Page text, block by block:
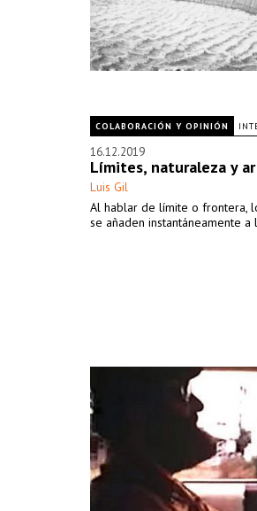
COLABORACIÓN Y OPINIÓN
16.12.2019
Límites, naturaleza y
Luis Gil
Al hablar de límite o frontera,
se añaden instantáneamente a